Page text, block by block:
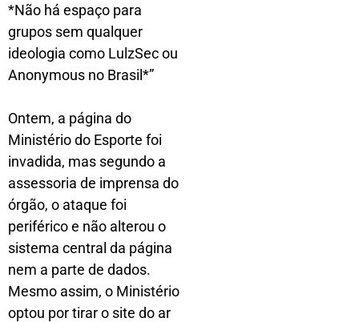
*Não há espaço para
grupos sem qualquer
ideologia como LulzSec ou
Anonymous no Brasil*”
Ontem, a página do
Ministério do Esporte foi
invadida, mas segundo a
assessoria de imprensa do
órgão, o ataque foi
periférico e não alterou o
sistema central da página
nem a parte de dados.
Mesmo assim, o Ministério
optou por tirar o site do ar